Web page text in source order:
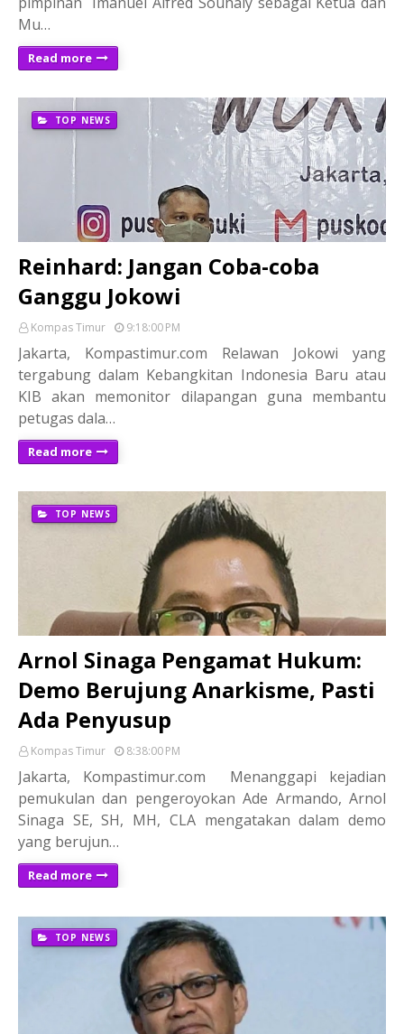
Mu…
Read more
TOP NEWS
Reinhard: Jangan Coba-coba
Ganggu Jokowi
Kompas Timur 9:18:00 PM
Jakarta, Kompastimur.com Relawan Jokowi yang
tergabung dalam Kebangkitan Indonesia Baru atau
KIB akan memonitor dilapangan guna membantu
petugas dala…
Read more
TOP NEWS
Arnol Sinaga Pengamat Hukum:
Demo Berujung Anarkisme, Pasti
Ada Penyusup
Kompas Timur 8:38:00 PM
Jakarta, Kompastimur.com Menanggapi kejadian
pemukulan dan pengeroyokan Ade Armando, Arnol
Sinaga SE, SH, MH, CLA mengatakan dalam demo
yang berujun…
Read more
TOP NEWS